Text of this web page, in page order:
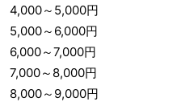
4,000～ 5,000円
5,000～ 6,000円
6,000～7,000円
7,000～ 8,000円
8,000～ 9,000円